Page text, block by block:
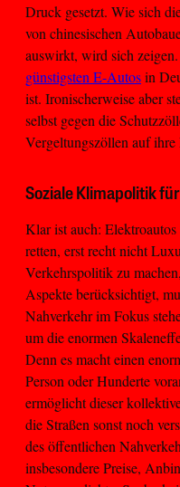
Druck gesetzt. Wie sich
von chinesischen
auswirkt, wird sich zeigen.
günstigsten E-Autosin
ist. Ironischerweise aber
selbst gegen die
Vergeltungszöllen auf
Soziale Klimapolitik
Klar ist auch:
retten, erst recht nicht
Verkehrspolitik zu
Aspekte berücksichtigt,
Nahverkehr im Fokus
um die enormen
Denn es macht einen
Person oder Hunderte
ermöglicht dieser
die Straßen sonst noch
des öffentlichen
insbesondere Preise,